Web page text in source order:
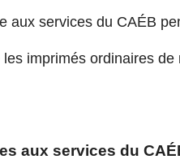
services du CAÉB
imprimés ordinaires de
aux services du